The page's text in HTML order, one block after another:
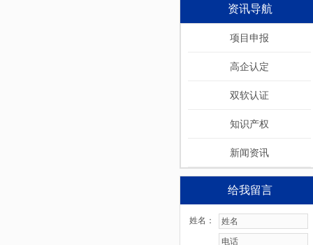
资讯导航
项目申报
高企认定
双软认证
知识产权
新闻资讯
给我留言
姓名：